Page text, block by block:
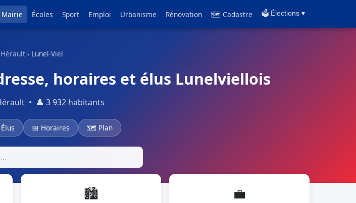
Mairie Écoles Sport Emploi Urbanisme Rénovation 🗺 Cadastre 🗳️ Élections ▾
Hérault› Lunel-Viel
horaires et élus Lunelviellois
• 👤 3 932 habitants
📅 Horaires 🗺 Plan
🏙 💼